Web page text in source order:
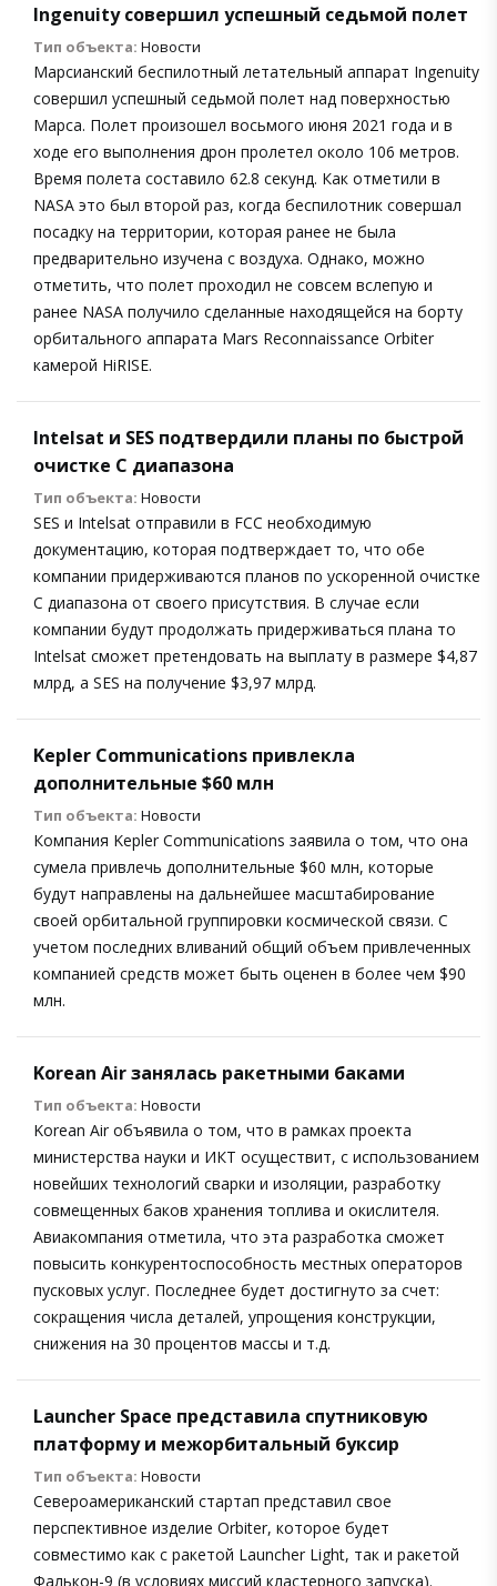
Ingenuity совершил успешный седьмой полет
Тип объекта: Новости
Марсианский беспилотный летательный аппарат Ingenuity
совершил успешный седьмой полет над поверхностью
Марса. Полет произошел восьмого июня 2021 года и в
ходе его выполнения дрон пролетел около 106 метров.
Время полета составило 62.8 секунд. Как отметили в
NASA это был второй раз, когда беспилотник совершал
посадку на территории, которая ранее не была
предварительно изучена с воздуха. Однако, можно
отметить, что полет проходил не совсем вслепую и
ранее NASA получило сделанные находящейся на борту
орбитального аппарата Mars Reconnaissance Orbiter
камерой HiRISE.
Intelsat и SES подтвердили планы по быстрой
очистке C диапазона
Тип объекта: Новости
SES и Intelsat отправили в FCC необходимую
документацию, которая подтверждает то, что обе
компании придерживаются планов по ускоренной очистке
С диапазона от своего присутствия. В случае если
компании будут продолжать придерживаться плана то
Intelsat сможет претендовать на выплату в размере $4,87
млрд, а SES на получение $3,97 млрд.
Kepler Communications привлекла
дополнительные $60 млн
Тип объекта: Новости
Компания Kepler Communications заявила о том, что она
сумела привлечь дополнительные $60 млн, которые
будут направлены на дальнейшее масштабирование
своей орбитальной группировки космической связи. С
учетом последних вливаний общий объем привлеченных
компанией средств может быть оценен в более чем $90
млн.
Korean Air занялась ракетными баками
Тип объекта: Новости
Korean Air объявила о том, что в рамках проекта
министерства науки и ИКТ осуществит, с использованием
новейших технологий сварки и изоляции, разработку
совмещенных баков хранения топлива и окислителя.
Авиакомпания отметила, что эта разработка сможет
повысить конкурентоспособность местных операторов
пусковых услуг. Последнее будет достигнуто за счет:
сокращения числа деталей, упрощения конструкции,
снижения на 30 процентов массы и т.д.
Launcher Space представила спутниковую
платформу и межорбитальный буксир
Тип объекта: Новости
Североамериканский стартап представил свое
перспективное изделие Orbiter, которое будет
совместимо как с ракетой Launcher Light, так и ракетой
Фалькон-9 (в условиях миссий кластерного запуска).